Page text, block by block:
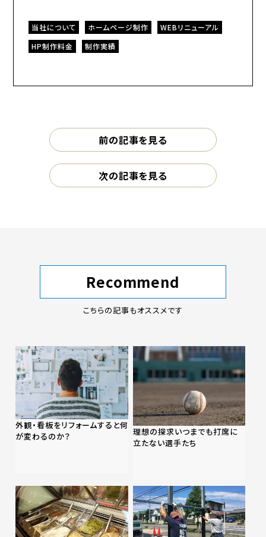
当社について ホームページ制作
WEBリニューアル
HP制作料金
制作実績
前の記事を見る
次の記事を見る
Recommend
こちらの記事もオススメです
外観・看板をリフォームすると何
が変わるのか？
理想の探求いつまでも打席に
立たない選手たち